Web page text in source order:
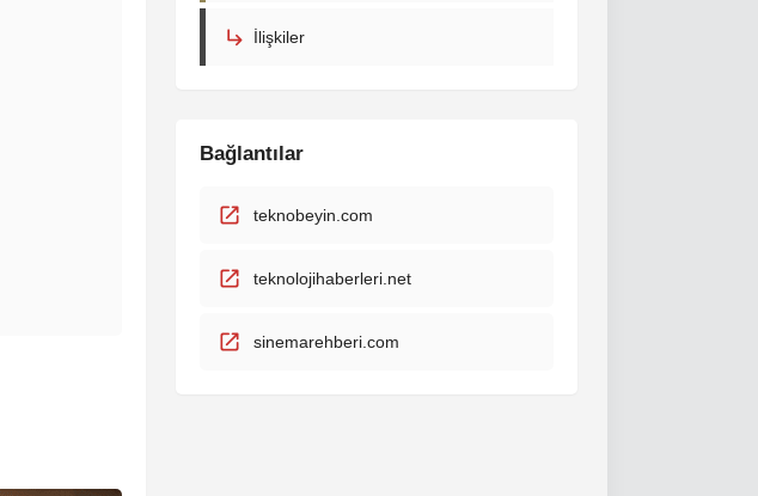
İlişkiler
Bağlantılar
teknobeyin.com
teknolojihaberleri.net
sinemarehberi.com